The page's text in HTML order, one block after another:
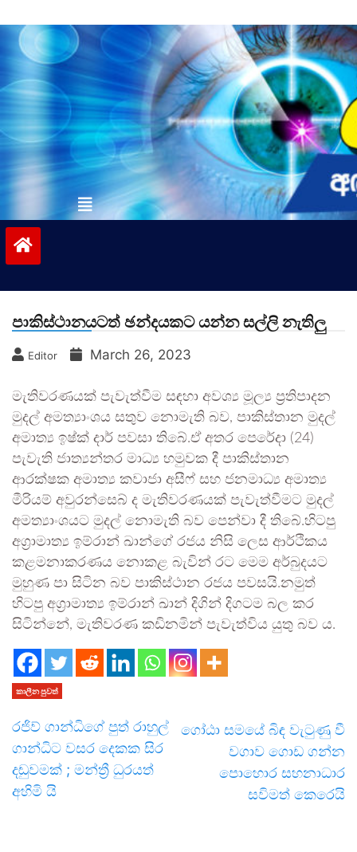
to
contentvinivida.lk
පාකිස්ථානයටත් ඡන්දයකට යන්න සල්ලි නැතිලු
Editor March 26, 2023
මැතිවරණයක් පැවැත්වීම සඳහා අවශ්‍ය මූල්‍ය ප්‍රතිපාදන
මුදල් අමත්‍යාංශය සතුව නොමැති බව, පාකිස්තාන මුදල්
අමාත්‍ය ඉෂ්ක් දාර් පවසා තිබේ.ඒ අතර පෙරේදා (24)
පැවැති ජාත්‍යන්තර මාධ්‍ය හමුවක දී පාකිස්තාන
ආරක්ෂක අමාත්‍ය කවාජා අසීෆ් සහ ජනමාධ්‍ය අමාත්‍ය
මීරියම් අවුරන්සෙබ් ද මැතිවරණයක් පැවැත්වීමට මුදල්
අමත්‍යාංශයට මුදල් නොමැති බව පෙන්වා දී තිබේ.හිටපු
අග්‍රාමාත්‍ය ඉම්රාන් ඛාන්ගේ රජය නිසි ලෙස ආර්ථිකය
කළමනාකරණය නොකළ බැවින් රට මෙම අර්බුදයට
මුහුණ පා සිටින බව පාකිස්ථාන රජය පවසයි.නමුත්
හිටපු අග්‍රාමාත්‍ය ඉම්රාන් ඛාන් දිගින් දිගටම බල කර
සිටින්නේ, මැතිවරණ කඩිනමින් පැවැත්විය යුතු බව ය.
කාලීන පුවත්
රජිව් ගාන්ධිගේ පුත් රාහුල්
ගාන්ධිට වසර දෙකක සිර
දඬුවමක් ; මන්ත්‍රී ධුරයත්
අහිමි යි
ගෝඨා සමයේ බිඳ වැටුණු වී
වගාව ගොඩ ගන්න
පොහොර සහනාධාර
සවිමත් කෙරෙයි